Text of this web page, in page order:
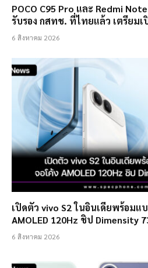
POCO C95 Pro และ Redmi
รับรอง กสทช. ที่ไทยแล้ว เตรียมเ
6 สิงหาคม 2026
เปิดตัว vivo S2 ในอินเดียพร้อมแ
AMOLED 120Hz ชิป Dimensity
6 สิงหาคม 2026